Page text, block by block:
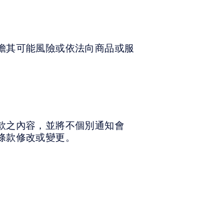
其可能風險或依法向商品或服
之內容，並將不個別通知會
修改或變更。